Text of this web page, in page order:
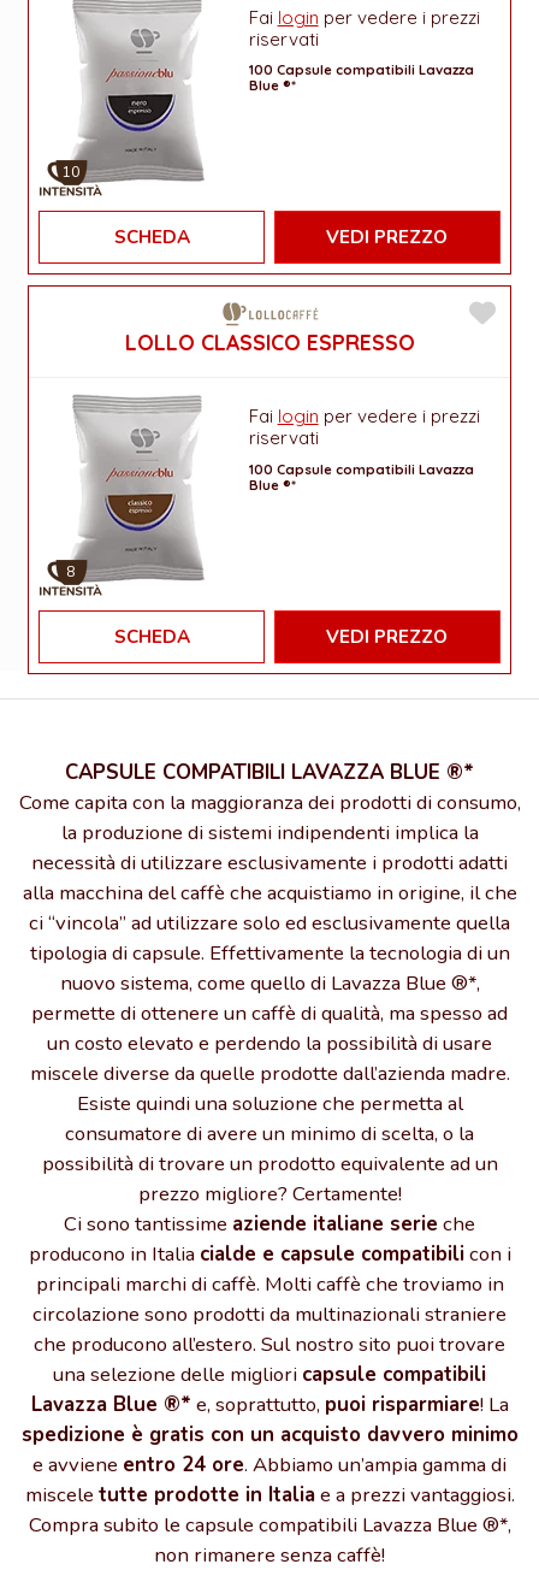
10
Fai login per vedere i prezzi
riservati
100 Capsule compatibili Lavazza
Blue ®*
SCHEDA VEDI PREZZO
LOLLO CLASSICO ESPRESSO
8
Fai login per vedere i prezzi
riservati
100 Capsule compatibili Lavazza
Blue ®*
SCHEDA VEDI PREZZO
CAPSULE COMPATIBILI LAVAZZA BLUE ®*
Come capita con la maggioranza dei prodotti di consumo,
la produzione di sistemi indipendenti implica la
necessità di utilizzare esclusivamente i prodotti adatti
alla macchina del caffè che acquistiamo in origine, il che
ci “vincola” ad utilizzare solo ed esclusivamente quella
tipologia di capsule. Effettivamente la tecnologia di un
nuovo sistema, come quello di Lavazza Blue ®*,
permette di ottenere un caffè di qualità, ma spesso ad
un costo elevato e perdendo la possibilità di usare
miscele diverse da quelle prodotte dall’azienda madre.
Esiste quindi una soluzione che permetta al
consumatore di avere un minimo di scelta, o la
possibilità di trovare un prodotto equivalente ad un
prezzo migliore? Certamente!
Ci sono tantissime aziende italiane serie che
producono in Italia cialde e capsule compatibilicon i
principali marchi di caffè. Molti caffè che troviamo in
circolazione sono prodotti da multinazionali straniere
che producono all’estero. Sul nostro sito puoi trovare
una selezione delle migliori capsule compatibili
Lavazza Blue ®* e, soprattutto, puoi risparmiare! La
spedizione è gratis con un acquisto davvero minimo
e avviene entro 24 ore. Abbiamo un’ampia gamma di
miscele tutte prodotte in Italiae a prezzi vantaggiosi.
Compra subito le capsule compatibili Lavazza Blue ®*,
non rimanere senza caffè!